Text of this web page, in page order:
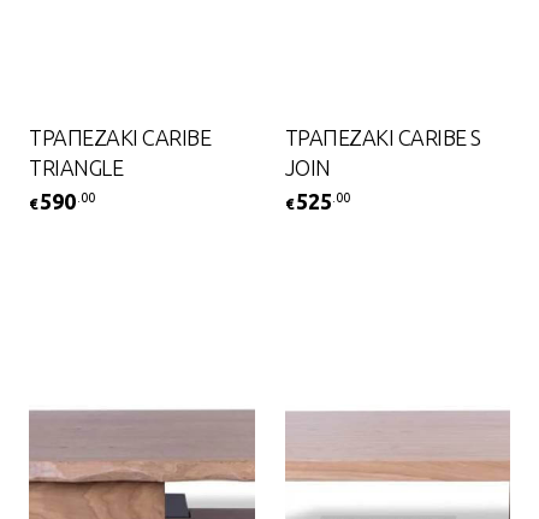
ΤΡΑΠΕΖΑΚΙ CARIBE
TRIANGLE
€ 590 .00
ΤΡΑΠΕΖΑΚΙ CARIBE S
JOIN
€ 525 .00